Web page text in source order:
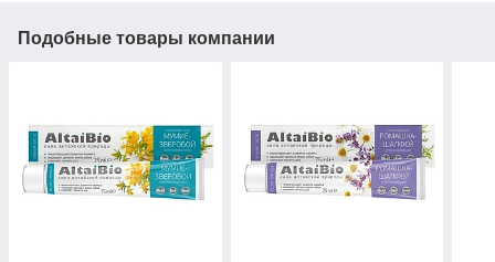
Подобные товары компании